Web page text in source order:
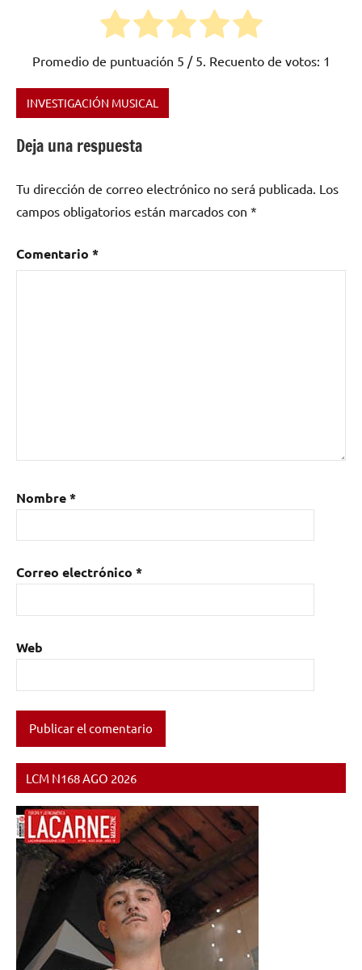
Promedio de puntuación 5 / 5. Recuento de votos: 1
Etiquetado
Psicodelia
Reino
Unido
INVESTIGACIÓN MUSICAL
Deja una respuesta
Tu dirección de correo electrónico no será publicada. Los
campos obligatorios están marcados con *
Comentario *
Nombre*
Correo electrónico *
Web
LCM N168 AGO 2026